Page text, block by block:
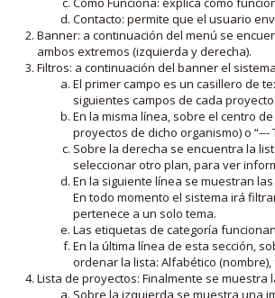
Contacto: permite que el usuario
Banner: a continuación del menú se
ambos extremos (izquierda y derecha).
Filtros: a continuación del banner el
El primer campo es un casillero de
siguientes campos de cada
En la misma línea, sobre el centro
proyectos de dicho organismo) o
Sobre la derecha se encuentra la
seleccionar otro plan, para ver
En la siguiente línea se muestran
En todo momento el sistema irá
pertenece a un solo tema.
Las etiquetas de categoría
En la última línea de esta sección,
ordenar la lista: Alfabético
Lista de proyectos: Finalmente se